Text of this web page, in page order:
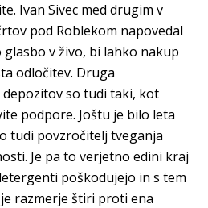
Ivan Sivec med drugim v
pod Roblekom napovedal
v živo, bi lahko nakup
odločitev. Druga
so tudi taki, kot
podpore. Joštu je bilo leta
tudi povzročitelj tveganja
Je pa to verjetno edini kraj
poškodujejo in s tem
razmerje štiri proti ena